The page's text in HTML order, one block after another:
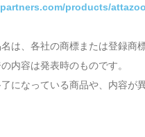
products/
は、各社の商標または登録商標
内容は発表時のものです。
になっている商品や、内容が